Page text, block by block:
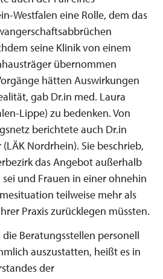
Westfalen eine Rolle, dem das
seine Klinik von einem
übernommen
hätten Auswirkungen
gab Dr.in med. Laura
Lippe) zu bedenken. Von
berichtete auch Dr.in
Nordrhein). Sie beschrieb,
das Angebot außerhalb
und Frauen in einer ohnehin
teilweise mehr als
Praxis zurücklegen müssten.
Beratungsstellen personell
auszustatten, heißt es in
der